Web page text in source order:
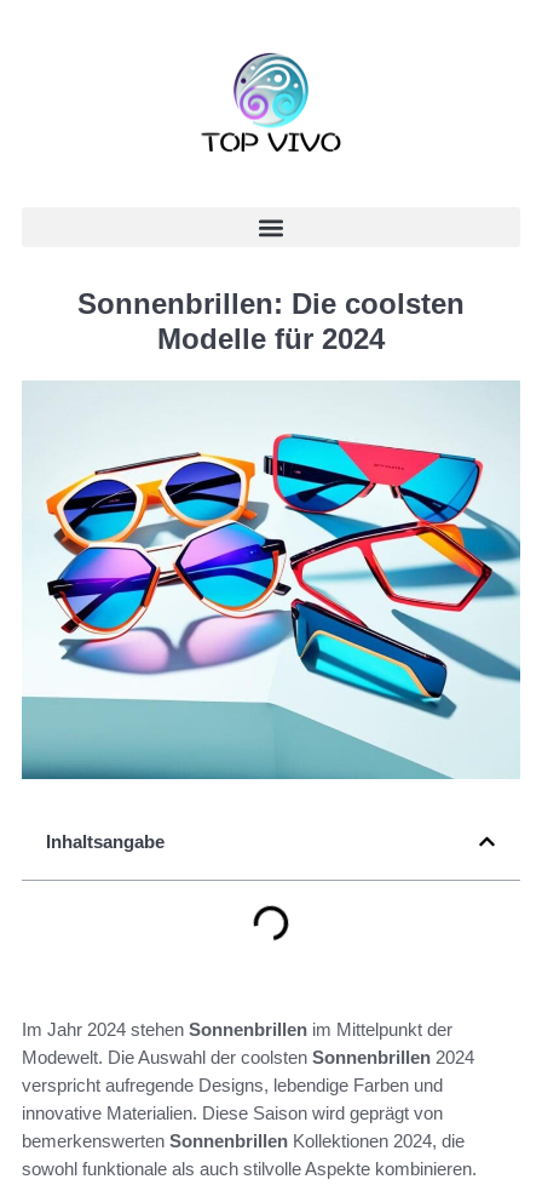
Sonnenbrillen: Die coolsten
Modelle für 2024
Inhaltsangabe
Im Jahr 2024 stehen Sonnenbrillen im Mittelpunkt der
Modewelt. Die Auswahl der coolsten Sonnenbrillen 2024
verspricht aufregende Designs, lebendige Farben und
innovative Materialien. Diese Saison wird geprägt von
bemerkenswerten Sonnenbrillen Kollektionen 2024, die
sowohl funktionale als auch stilvolle Aspekte kombinieren.